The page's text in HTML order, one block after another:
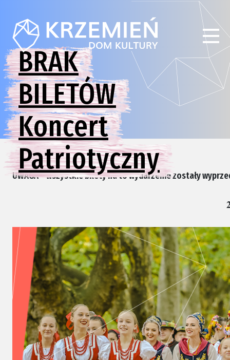
BRAK
BILETÓW
Koncert
Patriotyczny
UWAGA – wszystkie bilety na to wydarzenie zostały